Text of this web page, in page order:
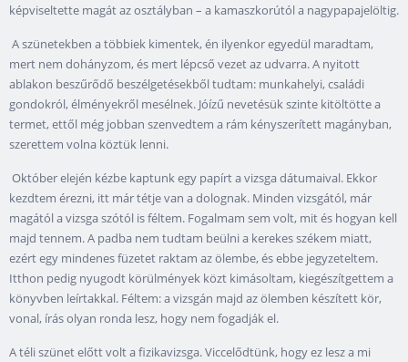
képviseltette magát az osztályban – a kamaszkorútól a nagypapajelöltig.
A szünetekben a többiek kimentek, én ilyenkor egyedül maradtam,
mert nem dohányzom, és mert lépcső vezet az udvarra. A nyitott
ablakon beszűrődő beszélgetésekből tudtam: munkahelyi, családi
gondokról, élményekről mesélnek. Jóízű nevetésük szinte kitöltötte a
termet, ettől még jobban szenvedtem a rám kényszerített magányban,
szerettem volna köztük lenni.
Október elején kézbe kaptunk egy papírt a vizsga dátumaival. Ekkor
kezdtem érezni, itt már tétje van a dolognak. Minden vizsgától, már
magától a vizsga szótól is féltem. Fogalmam sem volt, mit és hogyan kell
majd tennem. A padba nem tudtam beülni a kerekes székem miatt,
ezért egy mindenes füzetet raktam az ölembe, és ebbe jegyzeteltem.
Itthon pedig nyugodt körülmények közt kimásoltam, kiegészítgettem a
könyvben leírtakkal. Féltem: a vizsgán majd az ölemben készített kör,
vonal, írás olyan ronda lesz, hogy nem fogadják el.
A téli szünet előtt volt a fizikavizsga. Viccelődtünk, hogy ez lesz a mi